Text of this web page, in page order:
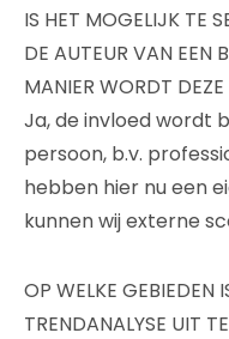
IS HET MOGELIJK TE
DE AUTEUR VAN EEN
MANIER WORDT
Ja, de invloed wordt
persoon, b.v.
hebben hier nu een
kunnen wij externe
OP WELKE GEBIEDEN
TRENDANALYSE UIT